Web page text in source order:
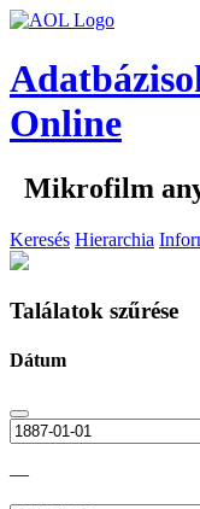
Online
Mikrofilm
Keresés Hierarchia
Találatok szűrése
Dátum
—